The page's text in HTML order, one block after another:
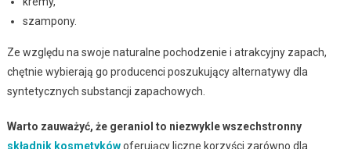
szampony.
Ze względu na swoje naturalne pochodzenie i atrakcyjny zapach,
chętnie wybierają go producenci poszukujący alternatywy dla
syntetycznych substancji zapachowych.
Warto zauważyć, że geraniol to niezwykle wszechstronny
składnik kosmetykówoferujący liczne korzyści zarówno dla